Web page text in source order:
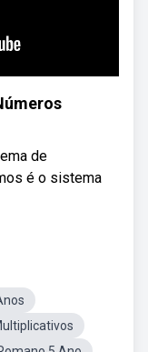
de
é o sistema